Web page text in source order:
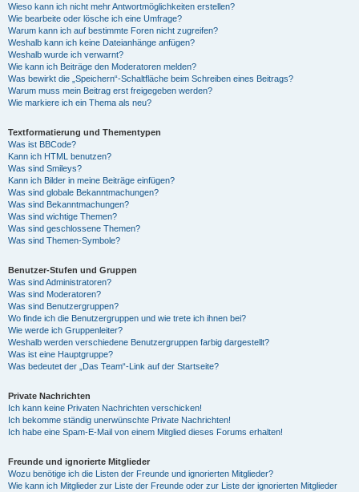
Wieso kann ich nicht mehr Antwortmöglichkeiten erstellen?
Wie bearbeite oder lösche ich eine Umfrage?
Warum kann ich auf bestimmte Foren nicht zugreifen?
Weshalb kann ich keine Dateianhänge anfügen?
Weshalb wurde ich verwarnt?
Wie kann ich Beiträge den Moderatoren melden?
Was bewirkt die „Speichern“-Schaltfläche beim Schreiben eines Beitrags?
Warum muss mein Beitrag erst freigegeben werden?
Wie markiere ich ein Thema als neu?
Textformatierung und Thementypen
Was ist BBCode?
Kann ich HTML benutzen?
Was sind Smileys?
Kann ich Bilder in meine Beiträge einfügen?
Was sind globale Bekanntmachungen?
Was sind Bekanntmachungen?
Was sind wichtige Themen?
Was sind geschlossene Themen?
Was sind Themen-Symbole?
Benutzer-Stufen und Gruppen
Was sind Administratoren?
Was sind Moderatoren?
Was sind Benutzergruppen?
Wo finde ich die Benutzergruppen und wie trete ich ihnen bei?
Wie werde ich Gruppenleiter?
Weshalb werden verschiedene Benutzergruppen farbig dargestellt?
Was ist eine Hauptgruppe?
Was bedeutet der „Das Team“-Link auf der Startseite?
Private Nachrichten
Ich kann keine Privaten Nachrichten verschicken!
Ich bekomme ständig unerwünschte Private Nachrichten!
Ich habe eine Spam-E-Mail von einem Mitglied dieses Forums erhalten!
Freunde und ignorierte Mitglieder
Wozu benötige ich die Listen der Freunde und ignorierten Mitglieder?
Wie kann ich Mitglieder zur Liste der Freunde oder zur Liste der ignorierten Mitglieder